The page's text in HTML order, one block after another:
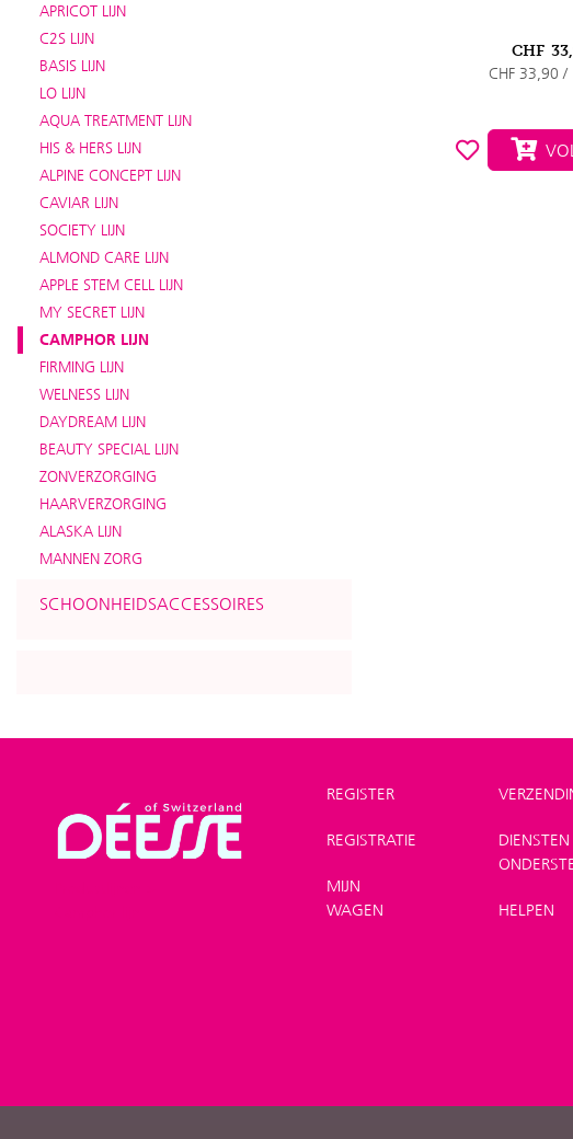
APRICOT LIJN
C2S LIJN
BASIS LIJN
LO LIJN
AQUA TREATMENT LIJN
HIS & HERS LIJN
ALPINE CONCEPT LIJN
CAVIAR LIJN
SOCIETY LIJN
ALMOND CARE LIJN
APPLE STEM CELL LIJN
MY SECRET LIJN
CAMPHOR LIJN
FIRMING LIJN
WELNESS LIJN
DAYDREAM LIJN
BEAUTY SPECIAL LIJN
ZONVERZORGING
HAARVERZORGING
ALASKA LIJN
MANNEN ZORG
SCHOONHEIDSACCESSOIRES
CHF
CHF 33,90 /
Winkel
>
REGISTER
REGISTRATIE
MIJN
WAGEN
HELPEN